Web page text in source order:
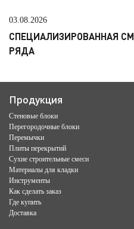
03.08.2026
СПЕЦИАЛИЗИРОВАННАЯ
РЯДА
Продукция
Стеновые блоки
Перегородочные блоки
Перемычки
Плиты перекрытий
Сухие строительные смеси
Материалы для кладки
Инструменты
Как сделать заказ
Где купить
Доставка